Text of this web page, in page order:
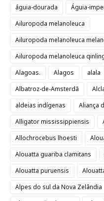
águia-dourada
Águia-
Ailuropoda melanoleuca
Ailuropoda melanoleuca
Ailuropoda melanoleuca
Alagoas.
Alagos alala
Albatroz-de-Amsterdã
aldeias indígenas
Aliança
Alligator mississippiensis
Allochrocebus lhoesti
Alouatta guariba clamitans
Alouatta puruensis
Alpes do sul da Nova Zelândia